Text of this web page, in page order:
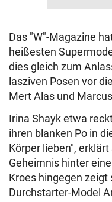
Das "W"-Magazine
heißesten
dies gleich zum
lasziven Posen vor
Mert Alas und
Irina Shayk etwa
ihren blanken Po in
Körper lieben",
Geheimnis hinter
Kroes hingegen
Durchstarter-Model